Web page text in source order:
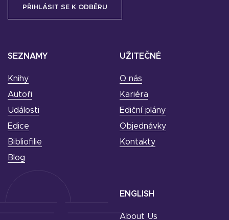
SEZNAMY
Knihy
Autoři
Události
Edice
Bibliofilie
Blog
UŽITEČNÉ
O nás
Kariéra
Ediční plány
Objednávky
Kontakty
ENGLISH
About Us